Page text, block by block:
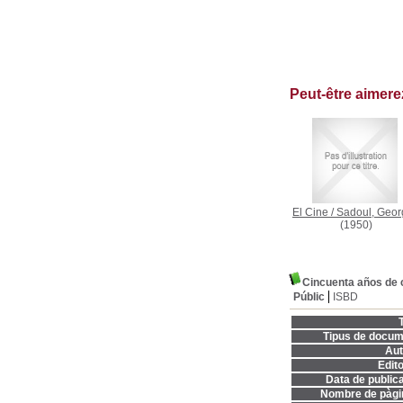
Peut-être
El Cine /Sadoul,
(1950)
Cincuenta años de
Públic
ISBD
Tipus de
Data de
Nombre de